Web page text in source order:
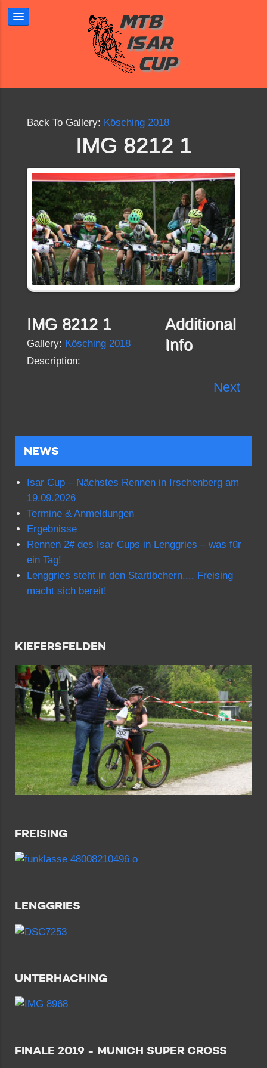
Back To Gallery: Kösching 2018
IMG 8212 1
IMG 8212 1
Gallery: Kösching 2018
Description:
Additional
Info
Next
NEWS
Isar Cup – Nächstes Rennen in Irschenberg am
19.09.2026
Termine & Anmeldungen
Ergebnisse
Rennen 2# des Isar Cups in Lenggries – was für
ein Tag!
Lenggries steht in den Startlöchern.... Freising
macht sich bereit!
KIEFERSFELDEN
FREISING
LENGGRIES
UNTERHACHING
FINALE 2019 - MUNICH SUPER CROSS